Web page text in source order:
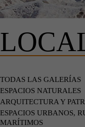
TODAS LAS GALERÍAS
ESPACIOS NATURALES
ARQUITECTURA Y
ESPACIOS URBANOS,
MARÍTIMOS